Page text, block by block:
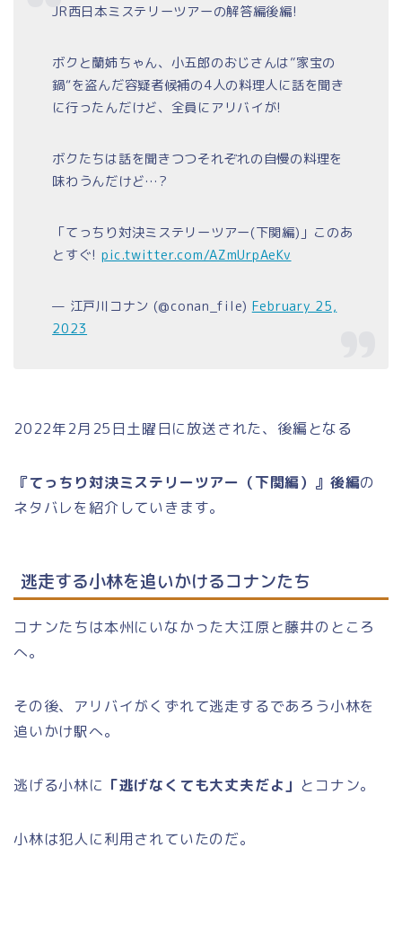
JR西日本ミステリーツアーの解答編後編!
ボクと蘭姉ちゃん、小五郎のおじさんは”家宝の
鍋“を盗んだ容疑者候補の4人の料理人に話を聞き
に行ったんだけど、全員にアリバイが!
ボクたちは話を聞きつつそれぞれの自慢の料理を
味わうんだけど…?
「てっちり対決ミステリーツアー(下関編)」このあ
とすぐ! pic.twitter.com/AZmUrpAeKv
— 江戸川コナン (@conan_file) February 25,
2023
2022年2月25日土曜日に放送された、後編となる
『てっちり対決ミステリーツアー（下関編）』後編の
ネタバレを紹介していきます。
逃走する小林を追いかけるコナンたち
コナンたちは本州にいなかった大江原と藤井のところ
へ。
その後、アリバイがくずれて逃走するであろう小林を
追いかけ駅へ。
逃げる小林に 「逃げなくても大丈夫だよ」 とコナン。
小林は犯人に利用されていたのだ。